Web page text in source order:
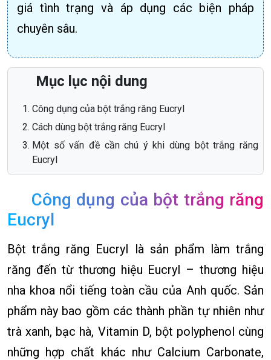
giá tình trạng và áp dụng các biện pháp
chuyên sâu.
Mục lục nội dung
Công dụng của bột trắng răng Eucryl
Cách dùng bột trắng răng Eucryl
Một số vấn đề cần chú ý khi dùng bột trắng răng
Eucryl
Công dụng của bột trắng răng
Eucryl
Bột trắng răng Eucryl là sản phẩm làm trắng
răng đến từ thương hiệu Eucryl – thương hiệu
nha khoa nổi tiếng toàn cầu của Anh quốc. Sản
phẩm này bao gồm các thành phần tự nhiên như
trà xanh, bạc hà, Vitamin D, bột polyphenol cùng
những hợp chất khác như Calcium Carbonate,